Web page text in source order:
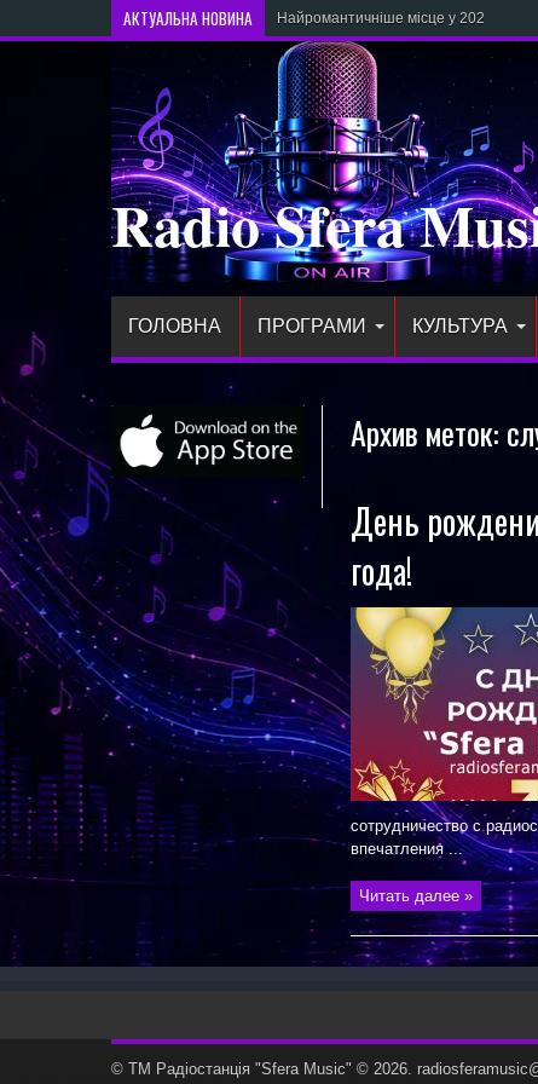
АКТУАЛЬНА НОВИНА Найромантичніше місце у 2026 році
Radio Sfera
ГОЛОВНА ПРОГРАМИ КУЛЬТУРА
Архив меток:
День
года!
сотрудничество с
впечатления ...
Читать далее »
© ТМ Радiостанцiя "Sfera Music" © 2026.